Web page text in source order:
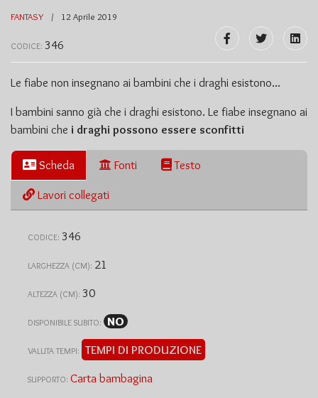
FANTASY 12 Aprile 2019
CODICE: 346
Le fiabe non insegnano ai bambini che i draghi esistono...
I bambini sanno già che i draghi esistono. Le fiabe insegnano ai
bambini che i draghi possono essere sconfitti
Scheda Fonti Testo
Lavori collegati
CODICE: 346
LARGHEZZA (CM): 21
ALTEZZA (CM): 30
DISPONIBILE SUBITO: NO
VALUTA TEMPI: TEMPI DI PRODUZIONE
SUPPORTO: Carta bambagina